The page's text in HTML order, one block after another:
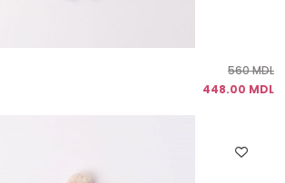
560 MDL
448.00 MDL